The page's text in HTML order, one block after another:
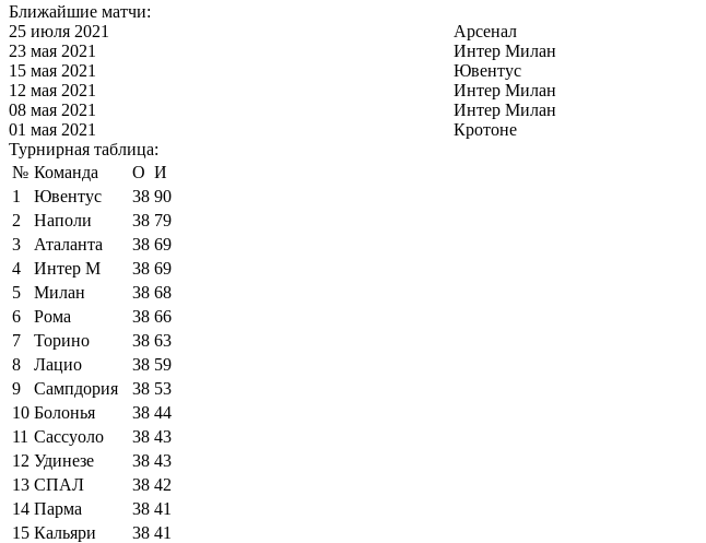
Ближайшие матчи:
25 июля 2021
Арсенал
23 мая 2021
Интер Милан
15 мая 2021
Ювентус
12 мая 2021
Интер Милан
08 мая 2021
Интер Милан
01 мая 2021
Кротоне
Турнирная таблица:
№ Команда О И
1
Ювентус 38 90
2
Наполи 38 79
3
Аталанта 38 69
4
Интер М 38 69
5
Милан 38 68
6
Рома 38 66
7
Торино 38 63
8
Лацио 38 59
9
Сампдория 38 53
10 Болонья 38 44
11 Сассуоло 38 43
12 Удинезе 38 43
13 СПАЛ 38 42
14 Парма 38 41
15 Кальяри 38 41